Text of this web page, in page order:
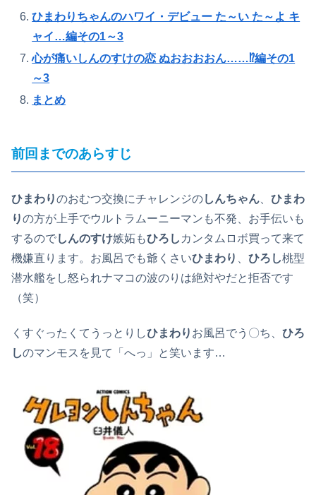
ひまわりちゃんのハワイ・デビュー た～い た～よ キ
ャイ…編その1～3
心が痛いしんのすけの恋 ぬおおおおん……⁉編その1
～3
まとめ
前回までのあらすじ
ひまわりのおむつ交換にチャレンジのしんちゃん
ひまわ
りの方が上手でウルトラムーニーマンも不発、お手伝いも
するのでしんのすけ嫉妬もひろし カンタムロボ買って来て
機嫌直ります。お風呂でも爺くさいひまわり ひろし桃型
潜水艦をし怒られナマコの波のりは絶対やだと拒否です
（笑）
くすぐったくてうっとりしひまわり お風呂でう〇ち、 ひろ
しのマンモスを見て「へっ」と笑います…